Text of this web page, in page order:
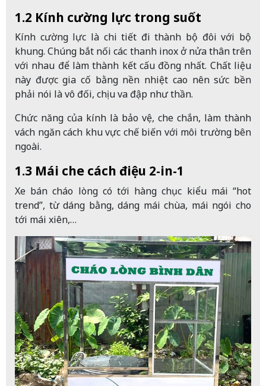
1.2 Kính cường lực trong suốt
Kính cường lực là chi tiết đi thành bộ đôi với bộ
khung. Chúng bắt nối các thanh inox ở nửa thân trên
với nhau để làm thành kết cấu đồng nhất. Chất liệu
này được gia cố bằng nền nhiệt cao nên sức bền
phải nói là vô đối, chịu va đập như thần.
Chức năng của kính là bảo vệ, che chắn, làm thành
vách ngăn cách khu vực chế biến với môi trường bên
ngoài.
1.3 Mái che cách điệu 2-in-1
Xe bán cháo lòng có tới hàng chục kiểu mái “hot
trend”, từ dáng bằng, dáng mái chùa, mái ngói cho
tới mái xiên,…